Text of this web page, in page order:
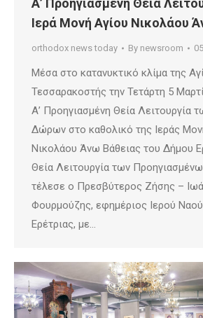
Ιερά Μονή Αγίου Νικολάου
orthodox news today By newsroom
Μέσα στο κατανυκτικό κλίμα της
Τεσσαρακοστής την Τετάρτη 5
Α’ Προηγιασμένη Θεία Λειτουργία
Δώρων στο καθολικό της Ιεράς
Νικολάου Άνω Βάθειας του Δήμου
Θεία Λειτουργία των
τέλεσε ο Πρεσβύτερος Ζήσης –
Φουρμούζης, εφημέριος Ιερού
Ερέτριας, με…